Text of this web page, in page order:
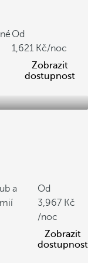
Od
1,621
/noc
Zobrazit
dostupnost
a
Od
3,967
/noc
Zobrazit
dostupnost